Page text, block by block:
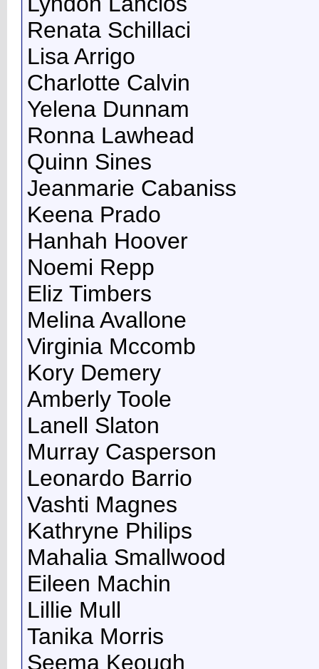
Renata Schillaci
Lisa Arrigo
Charlotte Calvin
Yelena Dunnam
Ronna Lawhead
Quinn Sines
Jeanmarie Cabaniss
Keena Prado
Hanhah Hoover
Noemi Repp
Eliz Timbers
Melina Avallone
Virginia Mccomb
Kory Demery
Amberly Toole
Lanell Slaton
Murray Casperson
Leonardo Barrio
Vashti Magnes
Kathryne Philips
Mahalia Smallwood
Eileen Machin
Lillie Mull
Tanika Morris
Seema Keough